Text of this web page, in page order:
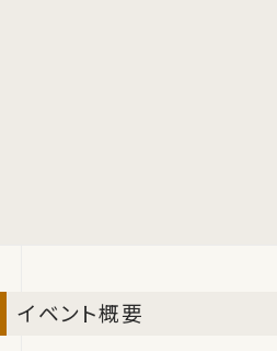
イベント概要